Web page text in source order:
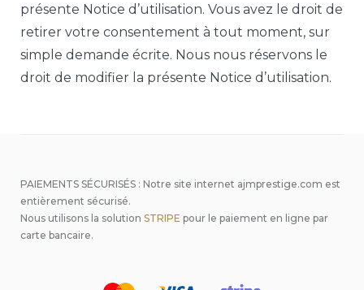
présente Notice d’utilisation. Vous avez le droit de
retirer votre consentement à tout moment, sur
simple demande écrite. Nous nous réservons le
droit de modifier la présente Notice d’utilisation.
PAIEMENTS SÉCURISÉS : Notre site internet ajmprestige.com est
entièrement sécurisé.
Nous utilisons la solution STRIPE pour le paiement en ligne par
carte bancaire.